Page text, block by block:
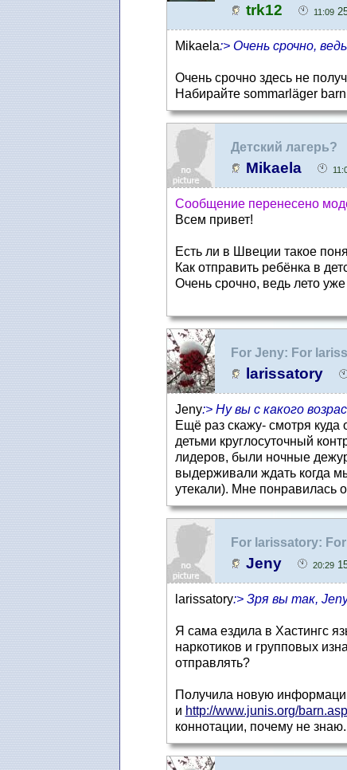
trk12 11:09
Mikaela:> Очень срочно,
Очень срочно здесь не
Набирайте sommarläger
Детский лагерь?
Mikaela
Сообщение перенесено
Всем привет!
Есть ли в Швеции такое
Как отправить ребёнка в
Очень срочно, ведь лето уже
For Jeny: For
larissatory
Jeny:> Ну вы с какого
Ещё раз скажу- смотря куда
детьми круглосуточный
лидеров, были ночные
выдерживали ждать когда
утекали). Мне понравилась
For larissatory:
Jeny 20:29
larissatory:> Зря вы так,
Я сама ездила в Хастингс
наркотиков и групповых
отправлять?
Получила новую
и http://www.junis.org/
коннотации, почему не знаю.